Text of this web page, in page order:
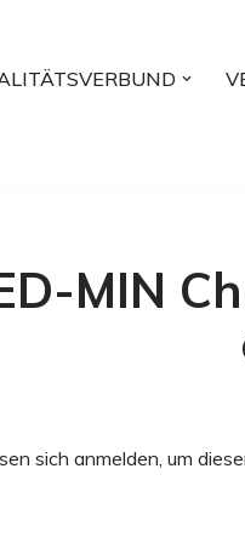
MIN
sich anmelden, um